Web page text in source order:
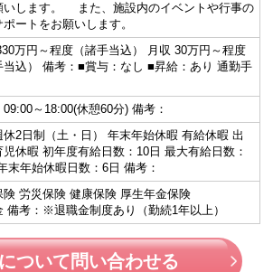
いします。 また、施設内のイベントや行事の
ートをお願いします。
万円～程度（諸手当込） 月収 30万円～程度
当込） 備考：■賞与：なし ■昇給：あり 通勤手
09:00～18:00(休憩60分) 備考：
休2日制（土・日） 年末年始休暇 有給休暇 出
児休暇 初年度有給日数：10日 最大有給日数：
末年始休暇日数：6日 備考：
険 労災保険 健康保険 厚生年金保険
備考：※退職金制度あり（勤続1年以上）
ついて問い合わせる